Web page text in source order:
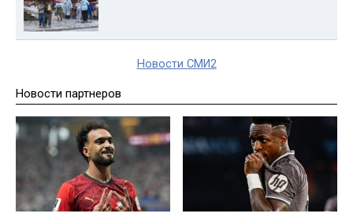
Новости СМИ2
Новости партнеров